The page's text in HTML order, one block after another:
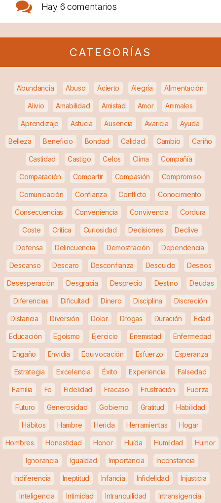
Hay 6 comentarios
CATEGORÍAS
Abundancia Abuso Acierto Alegría Alimentación
Alivio Amabilidad Amistad Amor Animales
Aprendizaje Astucia Ausencia Avaricia Ayuda
Belleza Beneficio Bondad Calidad Cambio Cariño
Castidad Castigo Celos Clima Compañía
Comparación Compartir Compasión Compromiso
Comunicación Confianza Conflicto Conocimiento
Consecuencias Conveniencia Convivencia Cordura
Coste Crítica Curiosidad Decisiones Declive
Defensa Delincuencia Demostración Dependencia
Descanso Descaro Desconfianza Descuido Deseos
Desesperación Desgracia Desprecio Destino Deudas
Diferencias Dificultad Dinero Disciplina Discreción
Distancia Diversión Dolor Drogas Duración Edad
Educación Egoísmo Ejercicio Enemistad Enfermedad
Engaño Envidia Equivocación Esfuerzo Esperanza
Estrategia Excelencia Éxito Experiencia Falsedad
Familia Fe Fidelidad Fracaso Frustración Fuerza
Futuro Generosidad Gobierno Gratitud Habilidad
Hábitos Hambre Herida Herramientas Hogar
Hombres Honestidad Honor Huída Humildad Humor
Ignorancia Igualdad Importancia Inconstancia
Indiferencia Ineptitud Infancia Infidelidad Injusticia
Inteligencia Intimidad Intranquilidad Intransigencia